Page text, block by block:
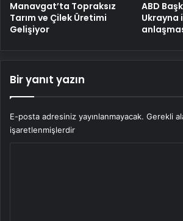
Manavgat’ta Topraksız
Tarım ve Çilek Üretimi
Gelişiyor
ABD
Ukrayna
Bir yanıt yazın
E-posta adresiniz yayınlanmayacak. Gerekli
işaretlenmişlerdir